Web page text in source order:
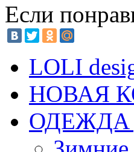
Если
LOLI
НОВАЯ
ОДЕЖДА